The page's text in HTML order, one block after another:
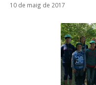
10 de maig de 2017